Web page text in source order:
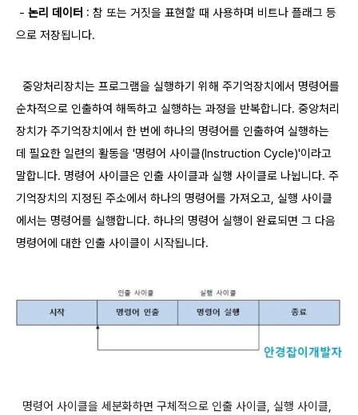
- 논리 데이터 : 참 또는 거짓을 표현할 때 사용하며 비트나 플래그 등
으로 저장됩니다.​
​ 중앙처리장치는 프로그램을 실행하기 위해 주기억장치에서 명령어를
순차적으로 인출하여 해독하고 실행하는 과정을 반복합니다. 중앙처리
장치가 주기억장치에서 한 번에 하나의 명령어를 인출하여 실행하는
데 필요한 일련의 활동을 '명령어 사이클(Instruction Cycle)'이라고
말합니다. 명령어 사이클은 인출 사이클과 실행 사이클로 나뉩니다. 주
기억장치의 지정된 주소에서 하나의 명령어를 가져오고, 실행 사이클
에서는 명령어를 실행합니다. 하나의 명령어 실행이 완료되면 그 다음
명령어에 대한 인출 사이클이 시작됩니다.
명령어 사이클을 세분화하면 구체적으로 인출 사이클, 실행 사이클,